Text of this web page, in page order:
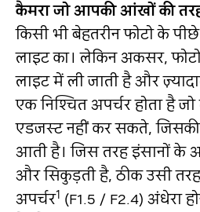
कैमरा जो आपकी आंखों की
किसी भी बेहतरीन फोटो के
लाइट का। लेकिन अकसर,
लाइट में ली जाती है और
एक निश्चित अपर्चर होता है
एडजस्‍ट नहीं कर सकते,
आती है। जिस तरह इंसानों के
और सिकुड़ती है, ठीक उसी
अपर्चर1 (F1.5 / F2.4) अंधेरा